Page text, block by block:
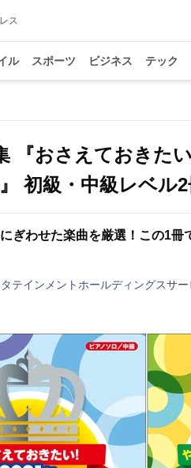
ス
ル スポーツ ビジネス テック
『おさえておきた
初級・中級レベル2
ぎわせた楽曲を厳選！この1冊
テインメントホールディングスサー